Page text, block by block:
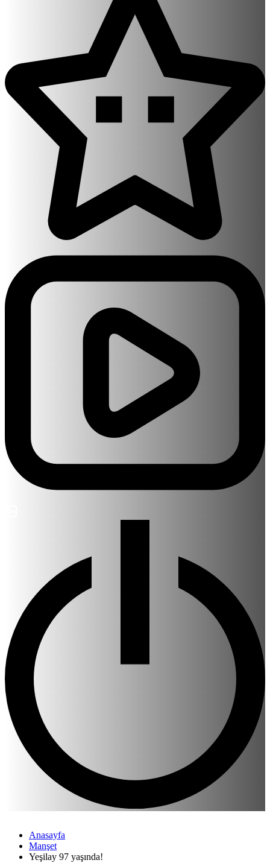
Anasayfa
Manşet
Yeşilay 97 yaşında!